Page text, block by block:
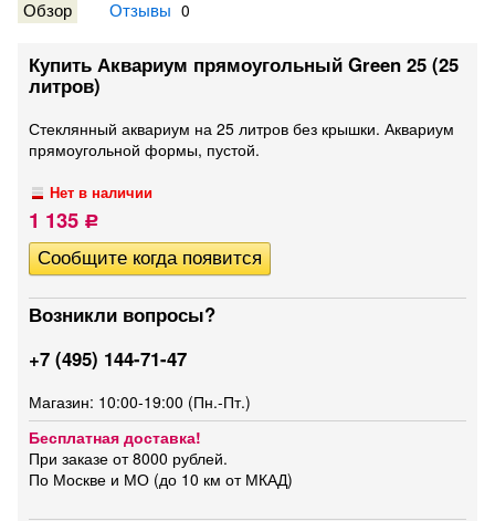
Обзор Отзывы 0
Купить Аквариум прямоугольный Green 25 (25
литров)
Стеклянный аквариум на 25 литров без крышки. Аквариум
прямоугольной формы, пустой.
Нет в наличии
1 135 Р
Возникли вопросы?
+7 (495) 144-71-47
Магазин: 10:00-19:00 (Пн.-Пт.)
Бесплатная доставка!
При заказе от 8000 рублей.
По Москве и МО (до 10 км от МКАД)